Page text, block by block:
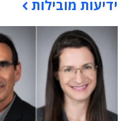
ידיעות מובילות